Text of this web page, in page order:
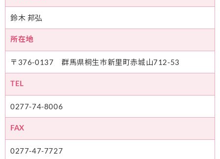
鈴木 邦弘
所在地
〒376-0137 群馬県桐生市新里町赤城山712-53
TEL
0277-74-8006
FAX
0277-47-7727